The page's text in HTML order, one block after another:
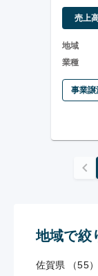
ポート
売上
地域
業種
事業譲
地域で絞
佐賀県 （55）